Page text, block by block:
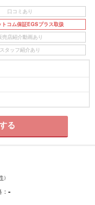
口コミあり
コム保証EGSプラス取扱
売店紹介動画あり
スタッフ紹介あり
る
）
-